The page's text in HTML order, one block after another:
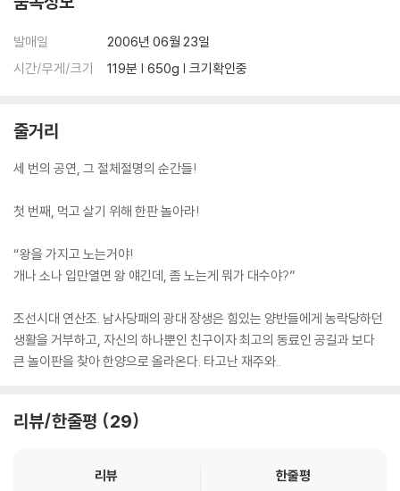
발매일
2006년 06월 23일
시간/무게/크기
119분 | 650g | 크기확인중
줄거리
세 번의 공연, 그 절체절명의 순간들!
첫 번째, 먹고 살기 위해 한판 놀아라!
“왕을 가지고 노는거야!
개나 소나 입만열면 왕 얘긴데, 좀 노는게 뭐가 대수야?”
조선시대 연산조. 남사당패의 광대 장생은 힘있는 양반들에게 농락당하던
생활을 거부하고, 자신의 하나뿐인 친구이자 최고의 동료인 공길과 보다
큰 놀이판을 찾아 한양으로 올라온다. 타고난 재주와..
리뷰/한줄평 29
리뷰 한줄평